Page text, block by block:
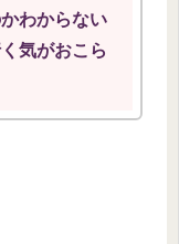
わからない
気がおこら